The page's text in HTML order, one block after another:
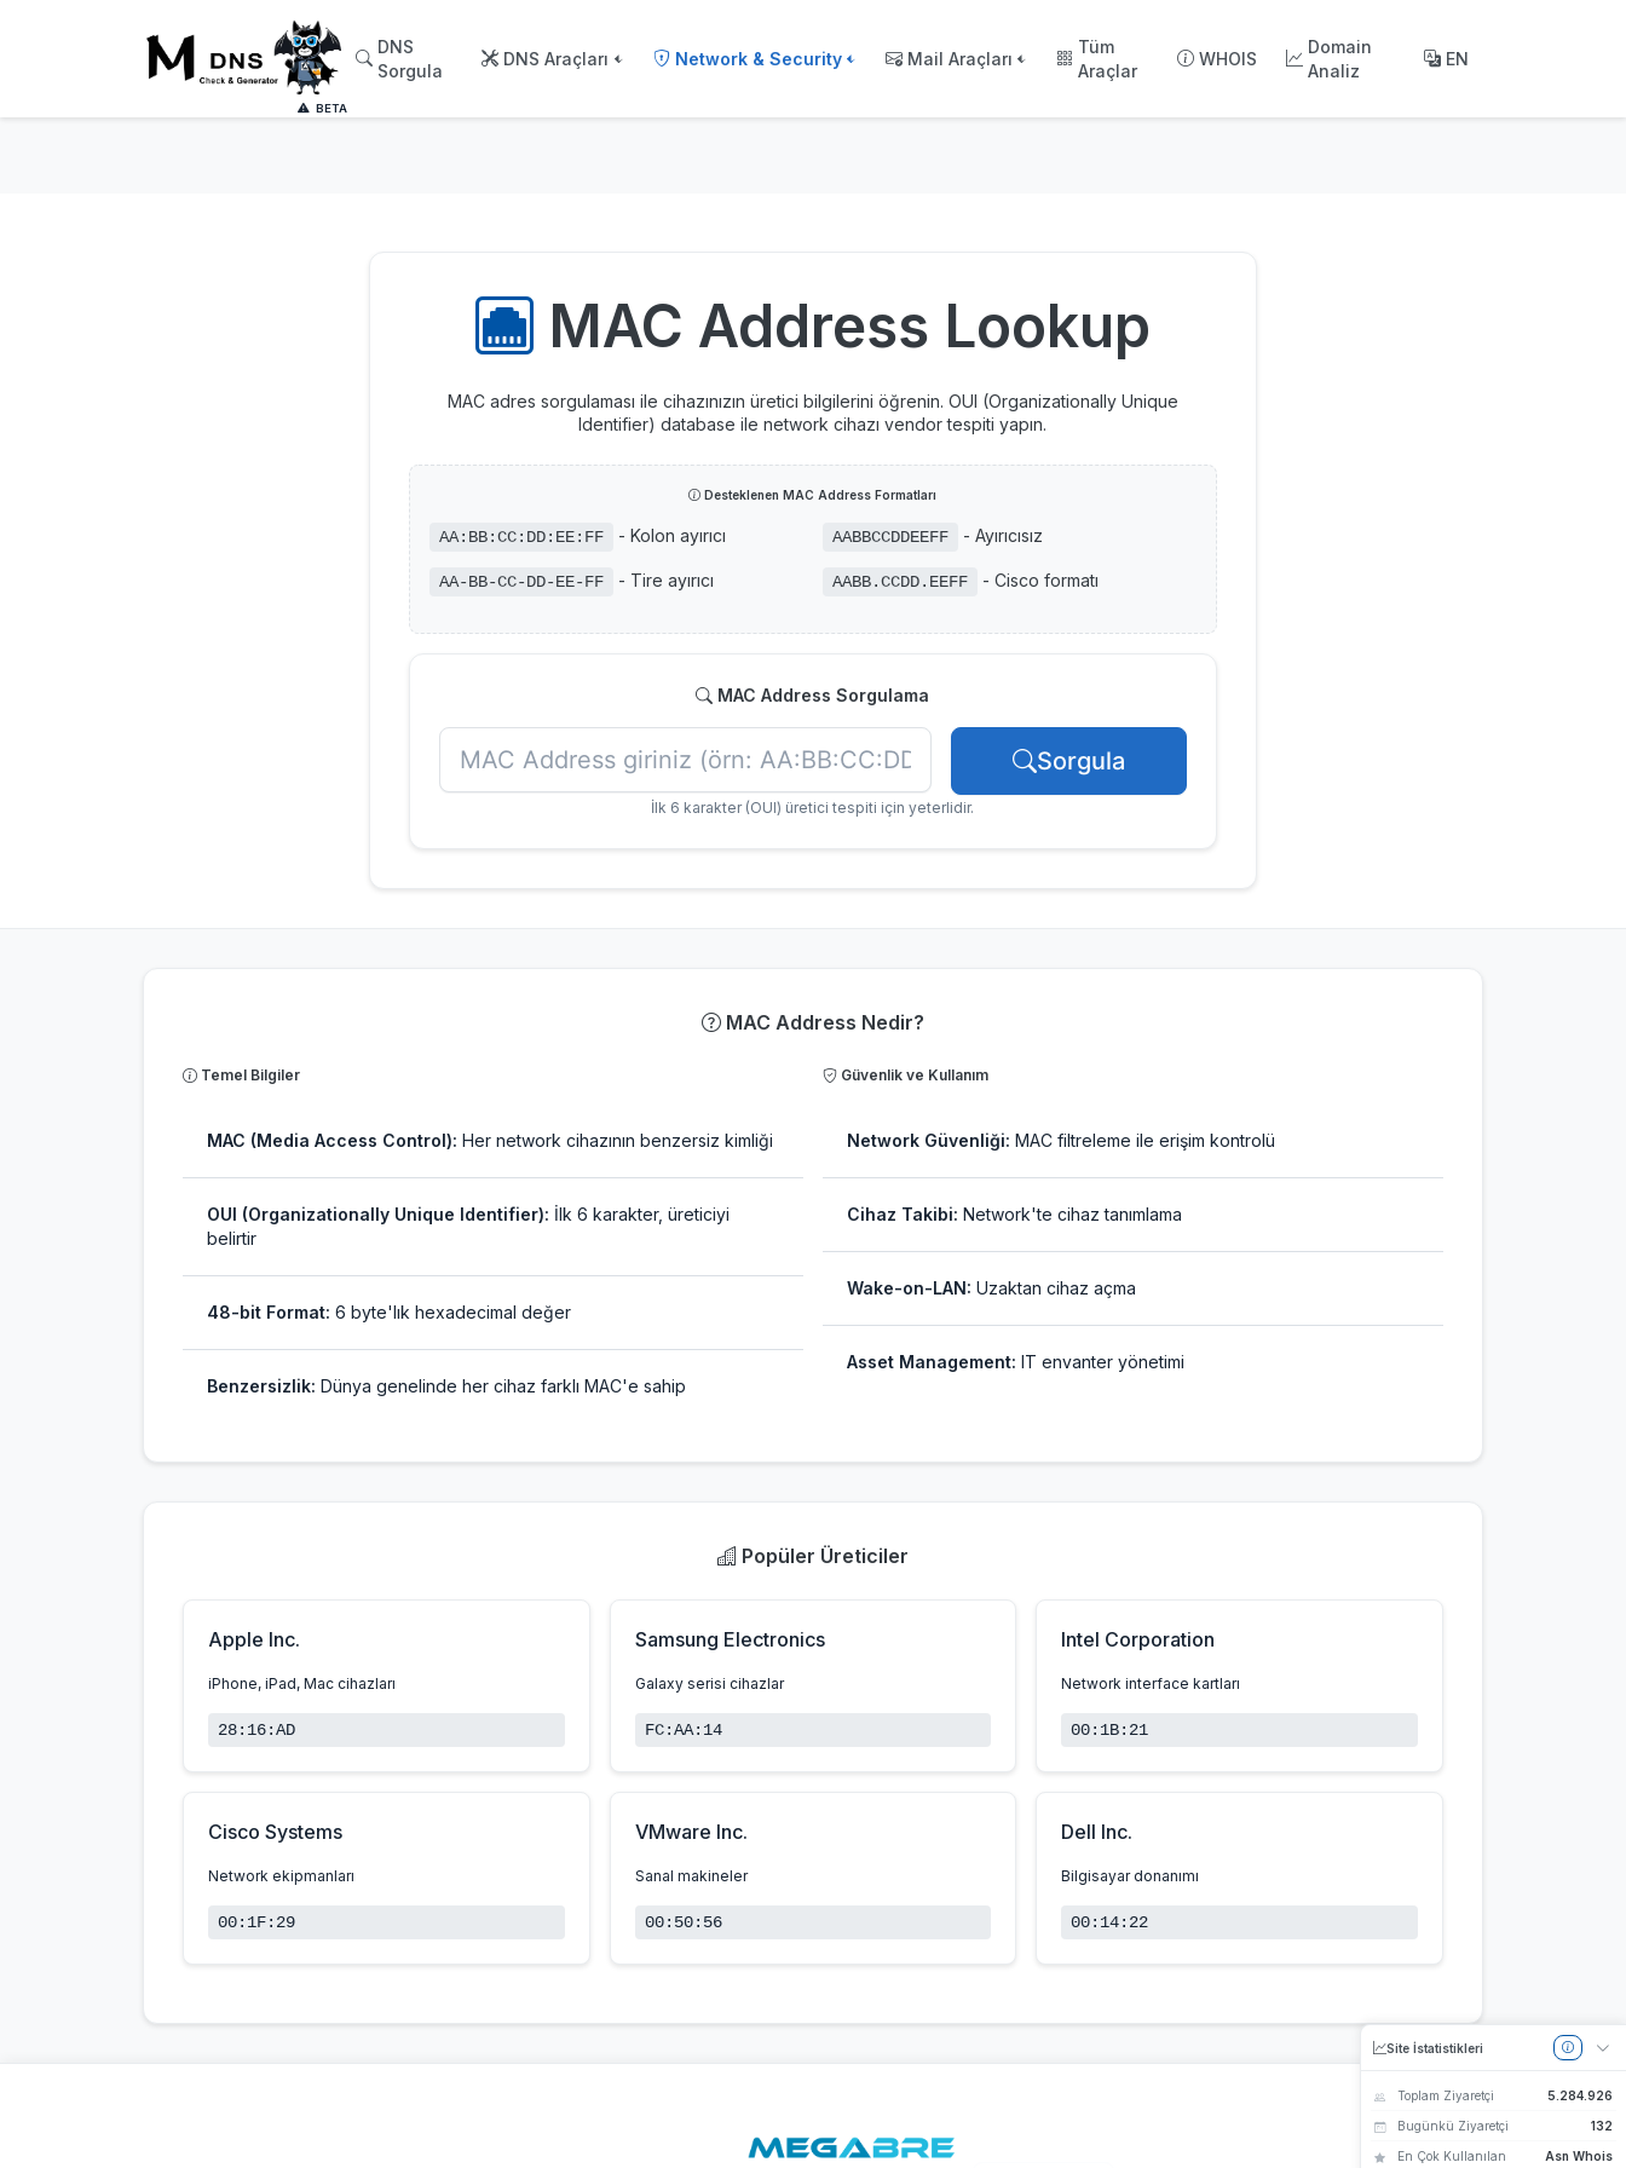
BETA
DNS
Sorgula
DNS Araçları Network & Security Mail Araçları
Tüm
Araçlar
WHOIS
Domain
Analiz
EN
MAC Address Lookup
MAC adres sorgulaması ile cihazınızın üretici bilgilerini öğrenin. OUI (Organizationally Unique
Identifier) database ile network cihazı vendor tespiti yapın.
Desteklenen MAC Address Formatları
AA:BB:CC:DD:EE:FF - Kolon ayırıcı
AA-BB-CC-DD-EE-FF - Tire ayırıcı
AABBCCDDEEFF - Ayırıcısız
AABB.CCDD.EEFF - Cisco formatı
MAC Address Sorgulama
Sorgula
İlk 6 karakter (OUI) üretici tespiti için yeterlidir.
MAC Address Nedir?
Temel Bilgiler
MAC (Media Access Control): Her network cihazının benzersiz kimliği
OUI (Organizationally Unique Identifier): İlk 6 karakter, üreticiyi
belirtir
48-bit Format: 6 byte'lık hexadecimal değer
Benzersizlik: Dünya genelinde her cihaz farklı MAC'e sahip
Güvenlik ve Kullanım
Network Güvenliği: MAC filtreleme ile erişim kontrolü
Cihaz Takibi: Network'te cihaz tanımlama
Wake-on-LAN: Uzaktan cihaz açma
Asset Management: IT envanter yönetimi
Popüler Üreticiler
Apple Inc.
iPhone, iPad, Mac cihazları
28:16:AD
Samsung Electronics
Galaxy serisi cihazlar
FC:AA:14
Intel Corporation
Network interface kartları
00:1B:21
Cisco Systems
Network ekipmanları
00:1F:29
VMware Inc.
Sanal makineler
00:50:56
Dell Inc.
Bilgisayar donanımı
00:14:22
Site İstatistikleri
Toplam Ziyaretçi 5.284.926
Bugünkü Ziyaretçi 132
En Çok Kullanılan
Asn Whois